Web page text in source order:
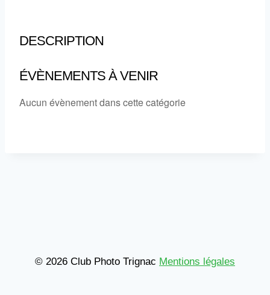
DESCRIPTION
ÉVÈNEMENTS À VENIR
Aucun évènement dans cette catégorie
© 2026 Club Photo Trignac Mentions légales